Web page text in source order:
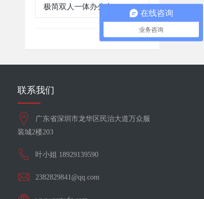
极简双人一体办公台
联系我们
广东省深圳市龙华区民治大道万众服
装城2楼203
叶小姐 18929139590
2382829841@qq.com
在线咨询
业务咨询